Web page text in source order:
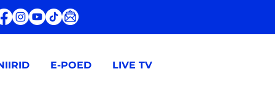
E-POED LIVE TV